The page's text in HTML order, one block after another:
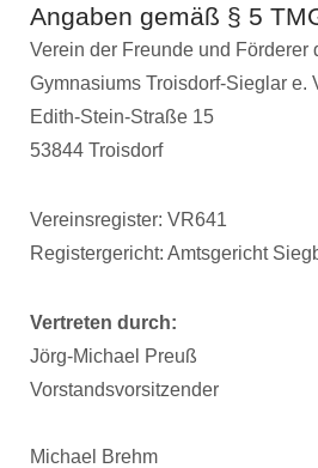
Angaben gemäß § 5
Verein der Freunde und Förderer
Gymnasiums Troisdorf-Sieglar e.
Edith-Stein-Straße 15
53844 Troisdorf
Vereinsregister: VR641
Registergericht: Amtsgericht
Vertreten durch:
Jörg-Michael Preuß
Vorstandsvorsitzender
Michael Brehm